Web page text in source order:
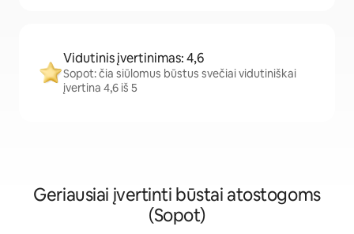
Vidutinis įvertinimas: 4,6
Sopot: čia siūlomus būstus svečiai vidutiniškai
įvertina 4,6 iš 5
Geriausiai įvertinti būstai atostogoms
(Sopot)